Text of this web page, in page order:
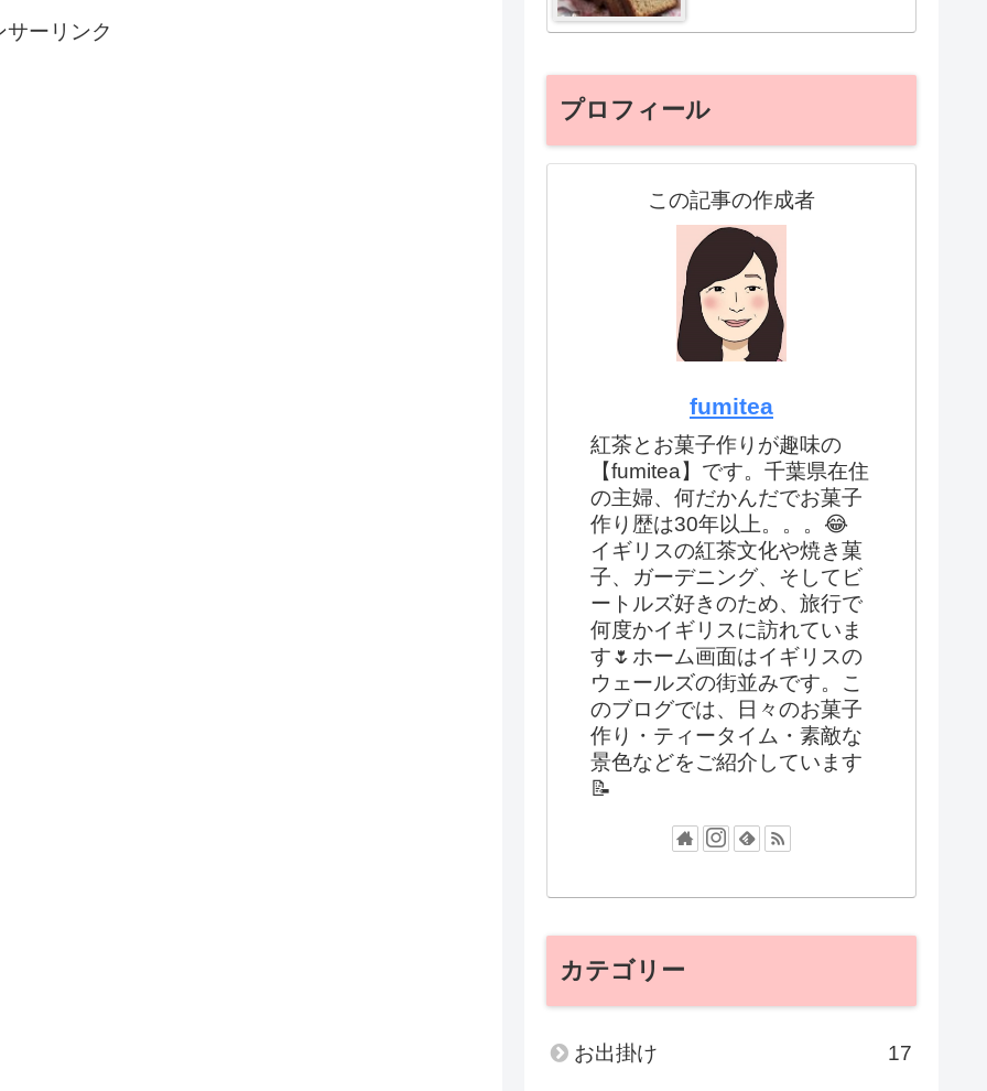
サーリンク
プロフィール
この記事の作成者
fumitea
紅茶とお菓子作りが趣味の
【fumitea】です。千葉県在住
の主婦、何だかんだでお菓子
作り歴は30年以上。。。😂
イギリスの紅茶文化や焼き菓
子、ガーデニング、そしてビ
ートルズ好きのため、旅行で
何度かイギリスに訪れていま
す🌷ホーム画面はイギリスの
ウェールズの街並みです。こ
のブログでは、日々のお菓子
作り・ティータイム・素敵な
景色などをご紹介しています
📝
カテゴリー
お出掛け 17